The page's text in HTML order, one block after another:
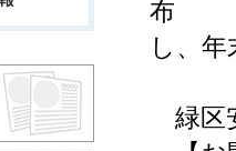
布
し、
緑区